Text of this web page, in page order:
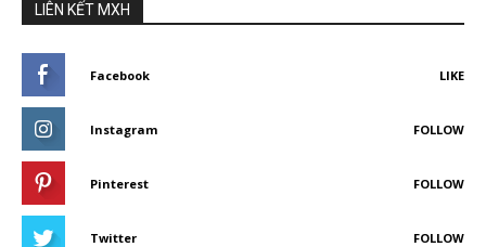
LIÊN KẾT MXH
Facebook LIKE
Instagram FOLLOW
Pinterest FOLLOW
Twitter FOLLOW